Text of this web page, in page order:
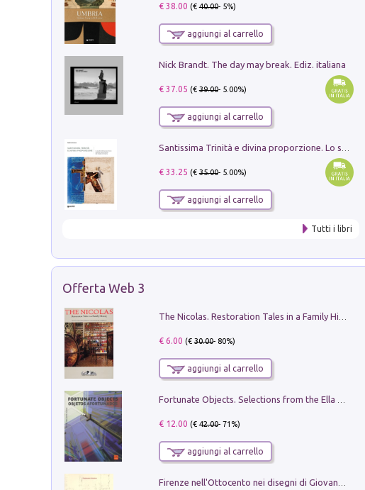
€ 38.00 (€40.00- 5%)
aggiungi al carrello
Nick Brandt. The day may break. Ediz. italiana
€ 37.05 (€39.00- 5.00%)
aggiungi al carrello
€ 33.25 (€35.00- 5.00%)
aggiungi al carrello
Tutti i libri
Offerta Web 3
€ 6.00 (€30.00- 80%)
aggiungi al carrello
€ 12.00 (€42.00- 71%)
aggiungi al carrello